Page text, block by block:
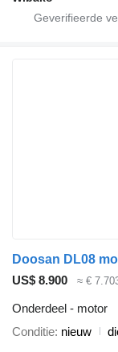
Doosan DL08
US$ 8.900
≈ €
Onderdeel - motor
Conditie nieuw